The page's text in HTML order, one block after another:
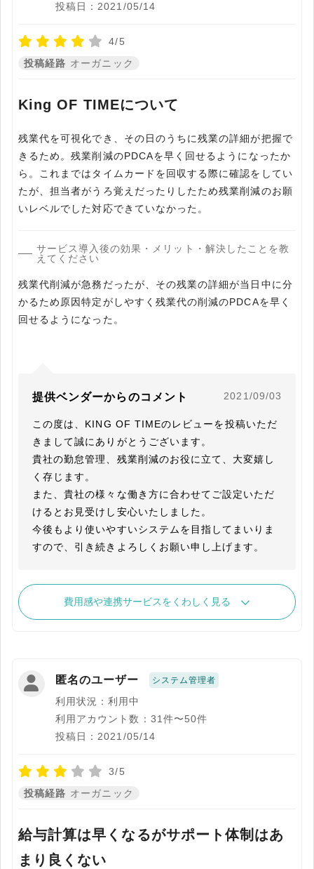
投稿日：2021/05/14
4/5
投稿経路 オーガニック
King OF TIMEについて
残業代を可視化でき、その日のうちに残業の詳細が把握で
きるため。残業削減のPDCAを早く回せるようになったか
ら。これまではタイムカードを回収する際に確認をしてい
たが、担当者がうろ覚えだったりしたため残業削減のお願
いレベルでした対応できていなかった。
サービス導入後の効果・メリット・解決したことを教
えてください
残業代削減が急務だったが、その残業の詳細が当日中に分
かるため原因特定がしやすく残業代の削減のPDCAを早く
回せるようになった。
提供ベンダーからのコメント 2021/09/03
この度は、KING OF TIMEのレビューを投稿いただ
きまして誠にありがとうございます。
貴社の勤怠管理、残業削減のお役に立て、大変嬉し
く存じます。
また、貴社の様々な働き方に合わせてご設定いただ
けるとお見受けし安心いたしました。
今後もより使いやすいシステムを目指してまいりま
すので、引き続きよろしくお願い申し上げます。
費用感や連携サービスをくわしく見る
匿名のユーザー システム管理者
利用状況：利用中
利用アカウント数：31件〜50件
投稿日：2021/05/14
3/5
投稿経路 オーガニック
給与計算は早くなるがサポート体制はあ
まり良くない